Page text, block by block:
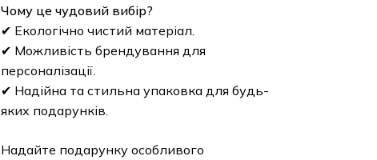
Чому це чудовий вибір?
✔ Екологічно чистий матеріал.
✔ Можливість брендування для
персоналізації.
✔ Надійна та стильна упаковка для будь-
яких подарунків.
Надайте подарунку особливого